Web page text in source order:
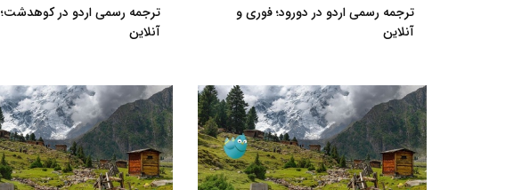
ترجمه رسمی اردو در دورود؛ فوری و
آنلاین
ترجمه رسمی اردو در
آنلاین